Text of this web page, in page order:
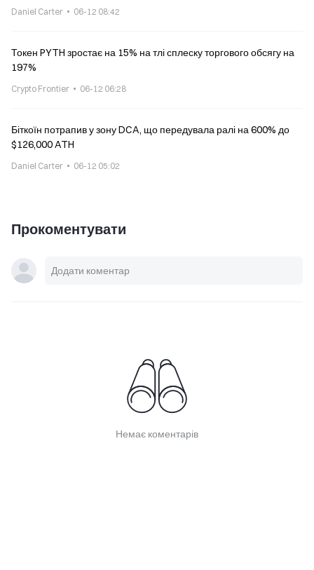
Daniel Carter 06-12 08:42
Токен PYTH зростає на 15% на тлі сплеску торгового обсягу на
197%
Crypto Frontier 06-12 06:28
Біткоїн потрапив у зону DCA, що передувала ралі на 600% до
$126,000 ATH
Daniel Carter 06-12 05:02
Прокоментувати
Немає коментарів